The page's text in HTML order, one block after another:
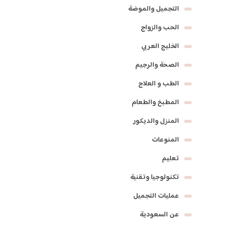
التجميل والموضة
الحب والزواج
الخليج العربي
الصحة والرجيم
الطب و العلاج
المطبخ والطعام
المنزل والديكور
المنوعات
تعليم
تكنولوجيا وتقنية
عمليات التجميل
عن السعودية